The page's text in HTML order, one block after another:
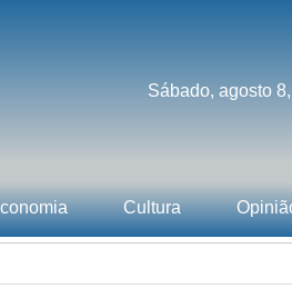
Sábado, agosto
Cultura